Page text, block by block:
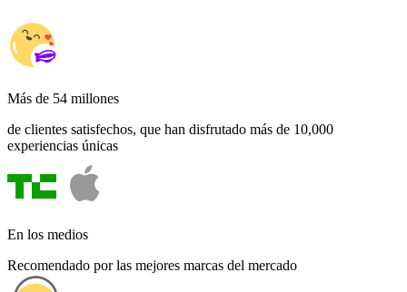
Más de 54 millones
de clientes satisfechos, que han disfrutado más de 10,000
experiencias únicas
En los medios
Recomendado por las mejores marcas del mercado